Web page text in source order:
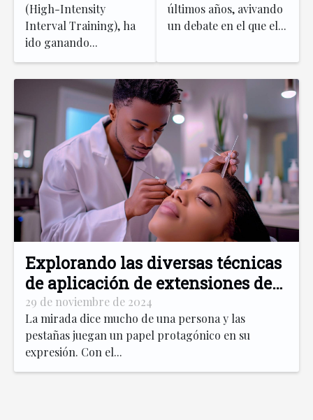
(High-Intensity
Interval Training), ha
ido ganando...
últimos años, avivando
un debate en el que el...
Explorando las diversas técnicas
de aplicación de extensiones de
pestañas
29 de noviembre de 2024
La mirada dice mucho de una persona y las
pestañas juegan un papel protagónico en su
expresión. Con el...